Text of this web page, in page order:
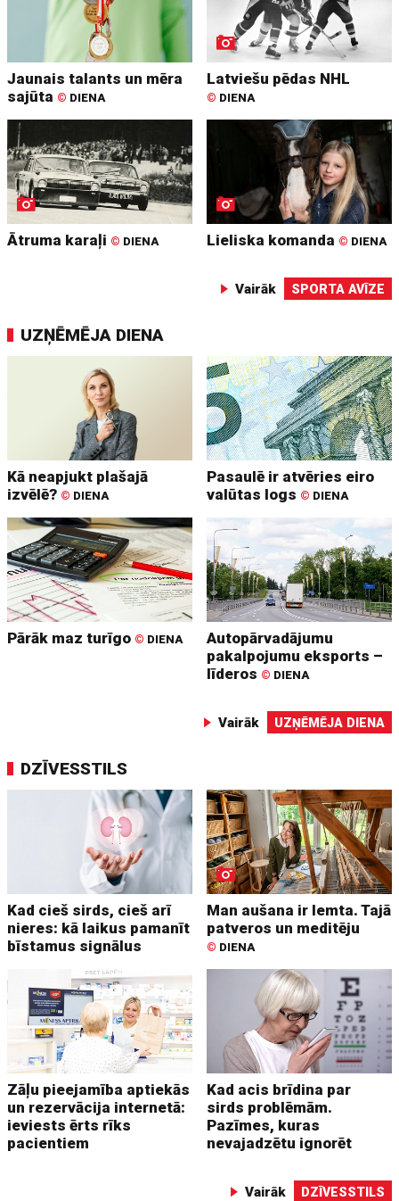
Jaunais talants un mēra
sajūta © DIENA
Latviešu pēdas NHL
© DIENA
Ātruma karaļi © DIENA Lieliska komanda © DIENA
Vairāk SPORTA AVĪZE
UZŅĒMĒJA DIENA
Kā neapjukt plašajā
izvēlē? © DIENA
Pasaulē ir atvēries eiro
valūtas logs © DIENA
Pārāk maz turīgo © DIENA
Autopārvadājumu
pakalpojumu eksports –
līderos © DIENA
Vairāk UZŅĒMĒJA DIENA
DZĪVESSTILS
Kad cieš sirds, cieš arī
nieres: kā laikus pamanīt
bīstamus signālus
Man aušana ir lemta. Tajā
patveros un meditēju
© DIENA
Zāļu pieejamība aptiekās
un rezervācija internetā:
ieviests ērts rīks
pacientiem
Kad acis brīdina par
sirds problēmām.
Pazīmes, kuras
nevajadzētu ignorēt
Vairāk DZĪVESSTILS